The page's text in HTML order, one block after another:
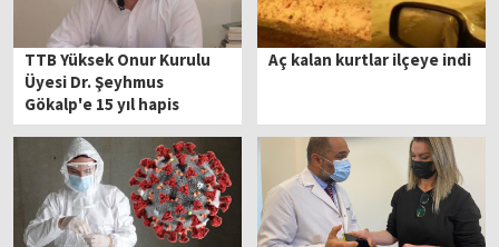
TTB Yüksek Onur Kurulu
Üyesi Dr. Şeyhmus
Gökalp'e 15 yıl hapis
istemi
Aç kalan kurtlar ilçeye indi